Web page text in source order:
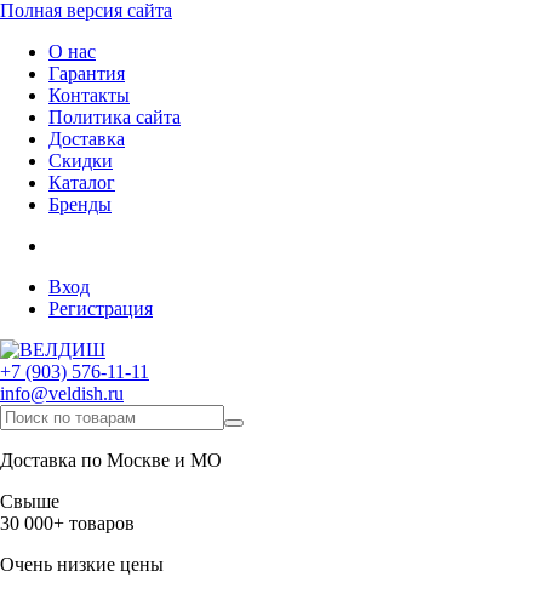
Полная версия сайта
О нас
Гарантия
Контакты
Политика сайта
Доставка
Скидки
Каталог
Бренды
Вход
Регистрация
+7 (903) 576-11-11
info@veldish.ru
Доставка по Москве и МО
Свыше
30 000+ товаров
Очень низкие цены